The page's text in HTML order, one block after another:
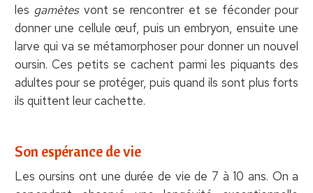
les gamètesvont se rencontrer et se féconder pour
donner une cellule œuf, puis un embryon, ensuite une
larve qui va se métamorphoser pour donner un nouvel
oursin. Ces petits se cachent parmi les piquants des
adultes pour se protéger, puis quand ils sont plus forts
ils quittent leur cachette.
Son espérance de vie
Les oursins ont une durée de vie de 7 à 10 ans. On a